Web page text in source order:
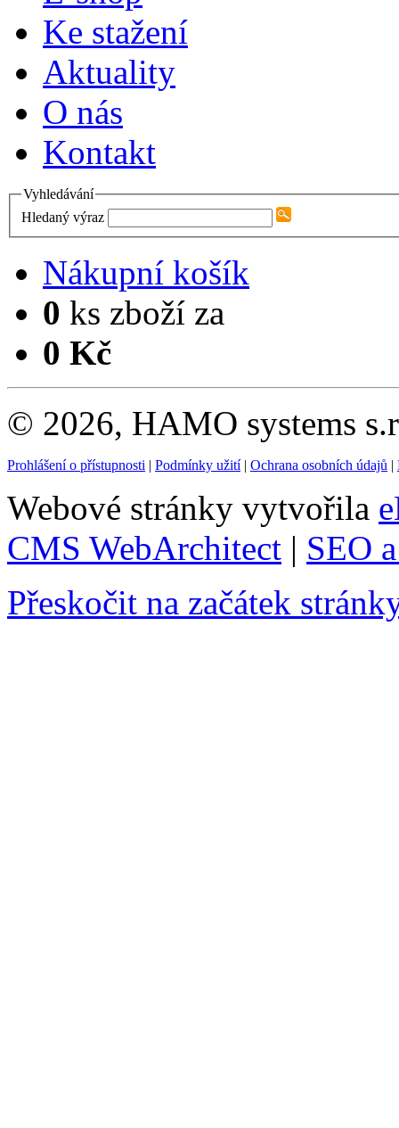
Ke stažení
Aktuality
O nás
Kontakt
Vyhledávání
Hledaný výraz
Nákupní košík
0 ks zboží za
0 Kč
© 2026, HAMO systems
Prohlášení o přístupnosti | Podmínky užití| Ochrana osobních údajů |
Webové stránky vytvořila
CMS WebArchitect | SEO
Přeskočit na začátek